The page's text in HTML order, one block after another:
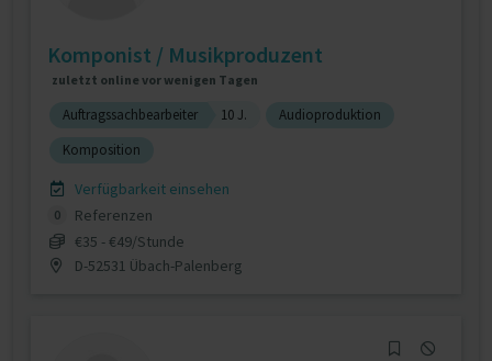
Komponist / Musikproduzent
zuletzt online vor wenigen Tagen
Auftragssachbearbeiter 10 J.
Audioproduktion
Komposition
Verfügbarkeit einsehen
0
Referenzen
€35 - €49/Stunde
D-52531 Übach-Palenberg